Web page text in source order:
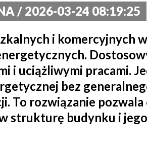
/ 2026-03-24 08:19:25
i komercyjnych
i uciążliwymi pracami.
bez
To rozwiązanie
strukturę budynku i